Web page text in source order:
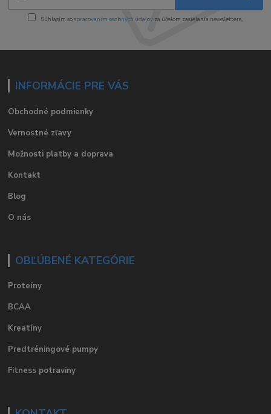
Súhlasím sospracovaním osobných údajov za účelom zasielania newslettera.
INFORMÁCIE PRE VÁS
Obchodné podmienky
Vernostné zľavy
Možnosti platby a doprava
Kontakt
Blog
O nás
OBĽÚBENÉ KATEGÓRIE
Proteíny
BCAA
Kreatíny
Predtréningové pumpy
Fitness potraviny